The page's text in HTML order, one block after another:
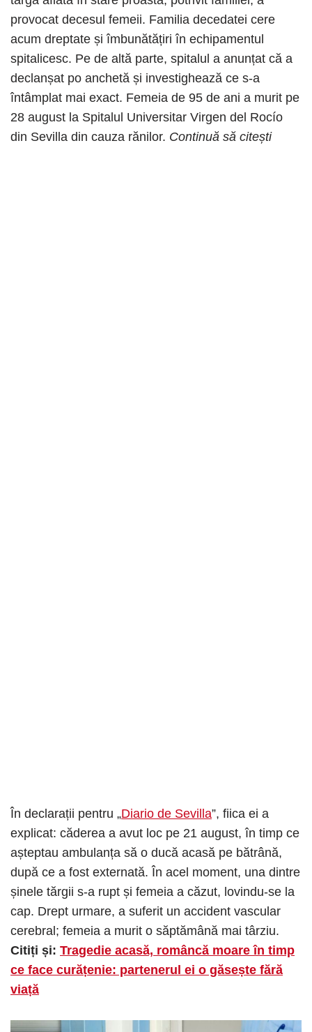
provocat decesul femeii. Familia decedatei cere
acum dreptate și îmbunătățiri în echipamentul
spitalicesc. Pe de altă parte, spitalul a anunțat că a
declanșat po anchetă și investighează ce s-a
întâmplat mai exact. Femeia de 95 de ani a murit pe
28 august la Spitalul Universitar Virgen del Rocío
din Sevilla din cauza rănilor. Continuă să citești
În declarații pentru „Diario de Sevilla”, fiica ei a
explicat: căderea a avut loc pe 21 august, în timp ce
așteptau ambulanța să o ducă acasă pe bătrână,
după ce a fost externată. În acel moment, una dintre
șinele tărgii s-a rupt și femeia a căzut, lovindu-se la
cap. Drept urmare, a suferit un accident vascular
cerebral; femeia a murit o săptămână mai târziu.
Citiți și: Tragedie acasă, româncă moare în timp
ce face curățenie: partenerul ei o găsește fără
viață